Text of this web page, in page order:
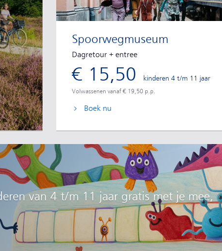
Spoorwegmuseum
Dagretour + entree
€ 15,50 kinderen 4 t/m 11 jaar
Volwassenen vanaf € 19,50 p.p.
Boek nu
van 4 t/m 11 jaar gratis met je mee,